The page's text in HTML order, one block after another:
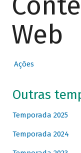
Web
Ações
Outras
Temporada 2025
Temporada 2024